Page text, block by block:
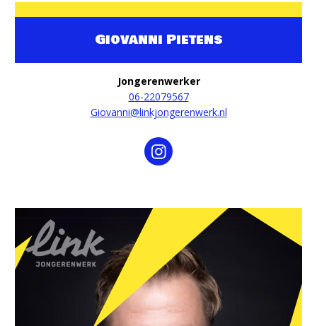
Giovanni Pietens
Jongerenwerker
06-22079567
Giovanni@linkjongerenwerk.nl